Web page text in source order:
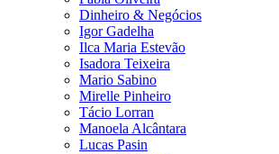
Dinheiro & Negócios
Igor Gadelha
Ilca Maria Estevão
Isadora Teixeira
Mario Sabino
Mirelle Pinheiro
Tácio Lorran
Manoela Alcântara
Lucas Pasin